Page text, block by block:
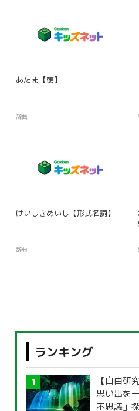
あたま【頭】
辞典
けいしきめいし【形式名詞】
辞典
ランキング
【自由研
思い出を
不思議」